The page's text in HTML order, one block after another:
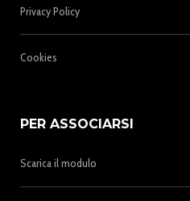
Privacy Policy
Cookies
PER ASSOCIARSI
Scarica il modulo